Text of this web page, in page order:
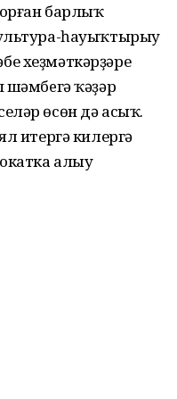
барлыҡ
һауыҡтырыу
хеҙмәткәрҙәре
шәмбeгә ҡәҙәр
өсөн дә асыҡ.
итергә килергә
алыу